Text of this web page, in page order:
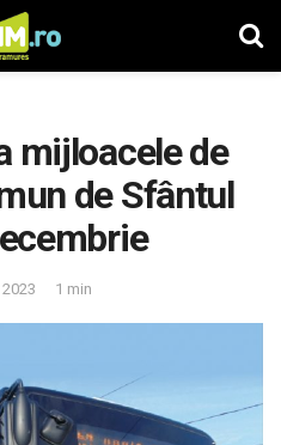
mijloacele de
de Sfântul
1 min